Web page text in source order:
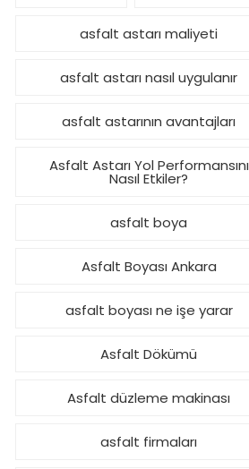
asfalt astarı maliyeti
asfalt astarı nasıl uygulanır
asfalt astarının avantajları
Asfalt Astarı Yol Performansını
Nasıl Etkiler?
asfalt boya
Asfalt Boyası Ankara
asfalt boyası ne işe yarar
Asfalt Dökümü
Asfalt düzleme makinası
asfalt firmaları